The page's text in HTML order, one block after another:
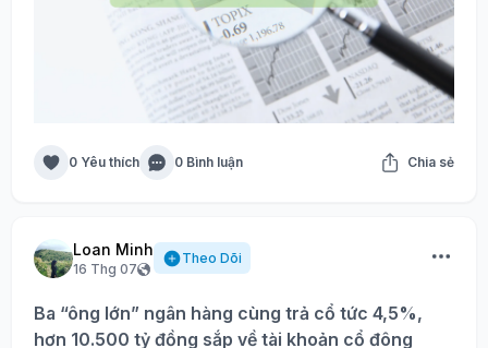
0 Yêu thích 0 Bình luận Chia sẻ
Loan Minh
16 Thg 07
Theo Dõi
Ba “ông lớn” ngân hàng cùng trả cổ tức 4,5%,
hơn 10.500 tỷ đồng sắp về tài khoản cổ đông